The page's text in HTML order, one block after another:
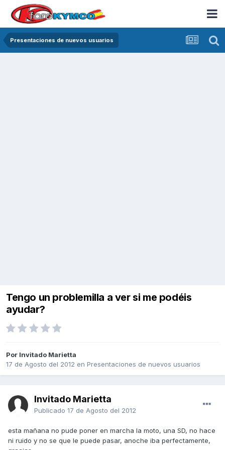
Presentaciones de nuevos usuarios
Tengo un problemilla a ver si me podéis
ayudar?
Por Invitado Marietta
17 de Agosto del 2012 en Presentaciones de nuevos usuarios
Invitado Marietta
Publicado 17 de Agosto del 2012
esta mañana no pude poner en marcha la moto, una SD, no hace
ni ruido y no se que le puede pasar, anoche iba perfectamente,